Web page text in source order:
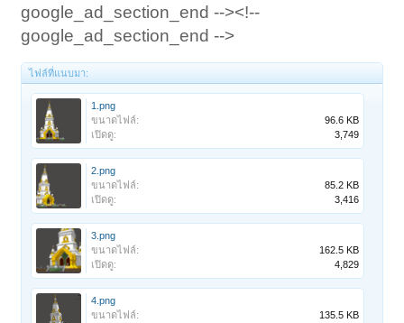
google_ad_section_end --><!--
google_ad_section_end -->
ไฟล์ที่แนบมา:
1.png
ขนาดไฟล์:
96.6 KB
เปิดดู:
3,749
2.png
ขนาดไฟล์:
85.2 KB
เปิดดู:
3,416
3.png
ขนาดไฟล์:
162.5 KB
เปิดดู:
4,829
4.png
ขนาดไฟล์:
135.5 KB